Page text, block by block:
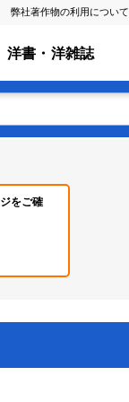
弊社著作物の利用について
洋書・洋雑誌
をご確